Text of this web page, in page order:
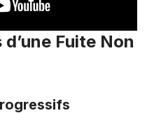
Fuite Non